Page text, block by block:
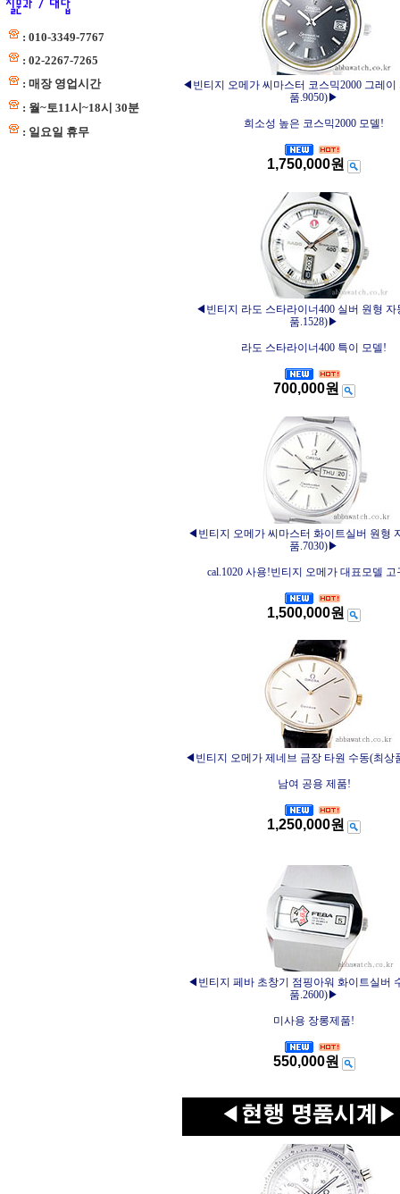
: 010-3349-7767
: 02-2267-7265
: 매장 영업시간
: 월~토11시~18시 30분
: 일요일 휴무
◀빈티지 오메가 씨마스터 코스믹2000 그레이
품.9050)▶
희소성 높은 코스믹2000 모델!
1,750,000원
◀빈티지 라도 스타라이너400 실버 원형 자
품.1528)▶
라도 스타라이너400 특이 모델!
700,000원
◀빈티지 오메가 씨마스터 화이트실버 원형
품.7030)▶
cal.1020 사용!빈티지 오메가 대표모델 고
1,500,000원
◀빈티지 오메가 제네브 금장 타원 수동(최상
남여 공용 제품!
1,250,000원
◀빈티지 페바 초창기 점핑아워 화이트실버
품.2600)▶
미사용 장롱제품!
550,000원